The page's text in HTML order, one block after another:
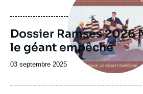
publication
Dossier Ramses 2026
le géant empêché
Date
publication
03 septembre 2025